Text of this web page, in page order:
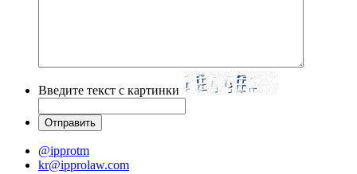
Введите текст с картинки
@ipprotm
kr@ipprolaw.com